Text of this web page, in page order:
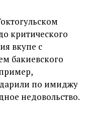
критического
вкупе с
бакиевского
по имиджу
недовольство.